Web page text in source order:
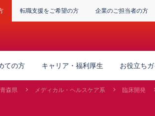
転職支援をご希望の方 企業のご担当者の方
ての方 キャリア・福利厚生 お役立ちガ
青森県 メディカル・ヘルスケア系 臨床開発